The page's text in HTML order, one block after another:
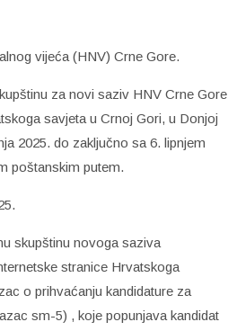
vijeća (HNV) Crne Gore.
za novi saziv HNV Crne Gore
savjeta u Crnoj Gori, u Donjoj
2025. do zaključno sa 6. lipnjem
poštanskim putem.
skupštinu novoga saziva
stranice Hrvatskoga
o prihvaćanju kandidature za
sm-5) , koje popunjava kandidat